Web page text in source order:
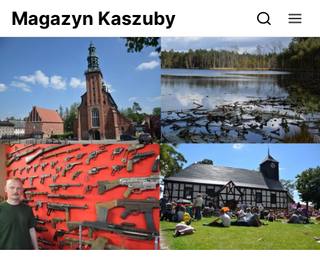
Przejdź do serwisu magazynkaszuby.pl
Magazyn Kaszuby